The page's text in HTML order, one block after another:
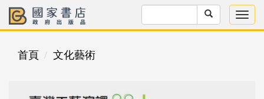
首頁 文化藝術